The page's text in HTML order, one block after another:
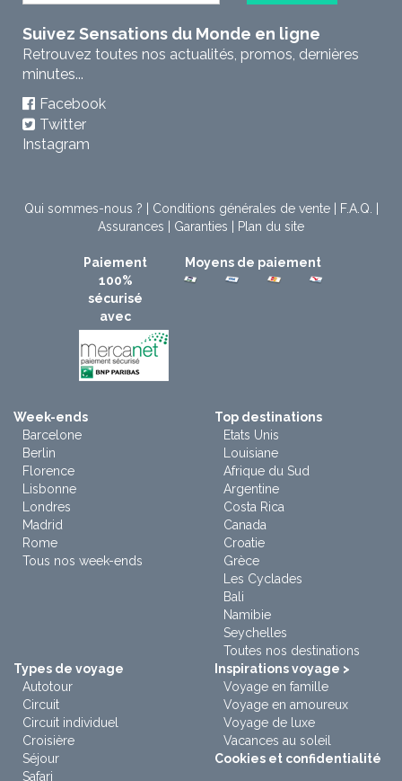
Suivez Sensations du Monde en ligne
Retrouvez toutes nos actualités, promos, dernières
minutes...
Facebook
Twitter
Instagram
Qui sommes-nous ? Conditions générales de vente| F.A.Q.
Assurances
Garanties Plan du site
Paiement
100%
sécurisé
avec
Moyens de paiement
Week-ends
Barcelone
Berlin
Florence
Lisbonne
Londres
Madrid
Rome
Tous nos week-ends
Top destinations
Etats Unis
Louisiane
Afrique du Sud
Argentine
Costa Rica
Canada
Croatie
Grèce
Les Cyclades
Bali
Namibie
Seychelles
Toutes nos destinations
Types de voyage
Autotour
Circuit
Circuit individuel
Croisière
Séjour
Safari
Inspirations voyage >
Voyage en famille
Voyage en amoureux
Voyage de luxe
Vacances au soleil
Cookies et confidentialité